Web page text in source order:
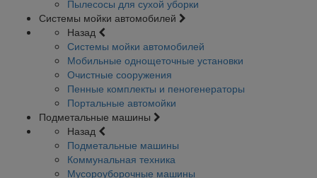
Пылесосы для сухой уборки
Системы мойки автомобилей
Назад
Системы мойки автомобилей
Мобильные однощеточные установки
Очистные сооружения
Пенные комплекты и пеногенераторы
Портальные автомойки
Подметальные машины
Назад
Подметальные машины
Коммунальная техника
Мусороуборочные машины